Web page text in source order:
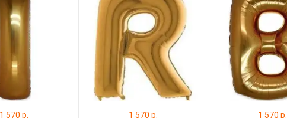
1 570 р. 1 570 р. 1 570 р.